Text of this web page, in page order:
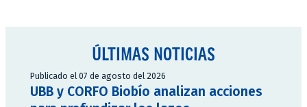
ÚLTIMAS NOTICIAS
Publicado el 07 de agosto del 2026
UBB y CORFO Biobío analizan acciones